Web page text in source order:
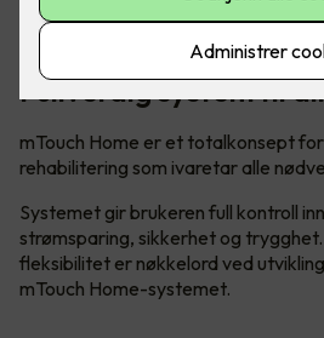
Foto: CTM Lyng
Fullverdig system til
mTouch Home er et totalkonsept
rehabilitering som ivaretar alle
Systemet gir brukeren full kontroll
strømsparing, sikkerhet og
fleksibilitet er nøkkelord ved
mTouch Home-systemet.